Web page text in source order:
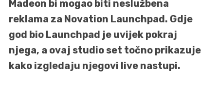
Madeon bi mogao biti neslužbena
reklama za Novation Launchpad. Gdje
god bio Launchpad je uvijek pokraj
njega, a ovaj studio set točno prikazuje
kako izgledaju njegovi live nastupi.